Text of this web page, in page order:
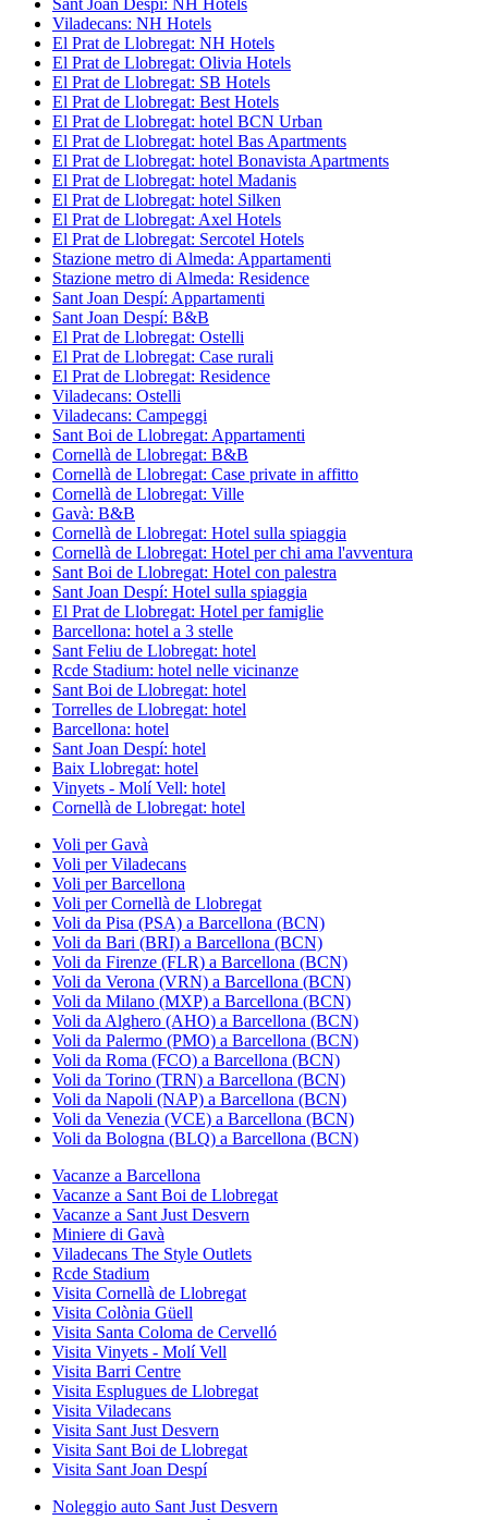
Viladecans: NH Hotels
El Prat de Llobregat: NH Hotels
El Prat de Llobregat: Olivia Hotels
El Prat de Llobregat: SB Hotels
El Prat de Llobregat: Best Hotels
El Prat de Llobregat: hotel BCN Urban
El Prat de Llobregat: hotel Bas Apartments
El Prat de Llobregat: hotel Bonavista Apartments
El Prat de Llobregat: hotel Madanis
El Prat de Llobregat: hotel Silken
El Prat de Llobregat: Axel Hotels
El Prat de Llobregat: Sercotel Hotels
Stazione metro di Almeda: Appartamenti
Stazione metro di Almeda: Residence
Sant Joan Despí: Appartamenti
Sant Joan Despí: B&B
El Prat de Llobregat: Ostelli
El Prat de Llobregat: Case rurali
El Prat de Llobregat: Residence
Viladecans: Ostelli
Viladecans: Campeggi
Sant Boi de Llobregat: Appartamenti
Cornellà de Llobregat: B&B
Cornellà de Llobregat: Case private in affitto
Cornellà de Llobregat: Ville
Gavà: B&B
Cornellà de Llobregat: Hotel sulla spiaggia
Cornellà de Llobregat: Hotel per chi ama l'avventura
Sant Boi de Llobregat: Hotel con palestra
Sant Joan Despí: Hotel sulla spiaggia
El Prat de Llobregat: Hotel per famiglie
Barcellona: hotel a 3 stelle
Sant Feliu de Llobregat: hotel
Rcde Stadium: hotel nelle vicinanze
Sant Boi de Llobregat: hotel
Torrelles de Llobregat: hotel
Barcellona: hotel
Sant Joan Despí: hotel
Baix Llobregat: hotel
Vinyets - Molí Vell: hotel
Cornellà de Llobregat: hotel
Voli per Gavà
Voli per Viladecans
Voli per Barcellona
Voli per Cornellà de Llobregat
Voli da Pisa (PSA) a Barcellona (BCN)
Voli da Bari (BRI) a Barcellona (BCN)
Voli da Firenze (FLR) a Barcellona (BCN)
Voli da Verona (VRN) a Barcellona (BCN)
Voli da Milano (MXP) a Barcellona (BCN)
Voli da Alghero (AHO) a Barcellona (BCN)
Voli da Palermo (PMO) a Barcellona (BCN)
Voli da Roma (FCO) a Barcellona (BCN)
Voli da Torino (TRN) a Barcellona (BCN)
Voli da Napoli (NAP) a Barcellona (BCN)
Voli da Venezia (VCE) a Barcellona (BCN)
Voli da Bologna (BLQ) a Barcellona (BCN)
Vacanze a Barcellona
Vacanze a Sant Boi de Llobregat
Vacanze a Sant Just Desvern
Miniere di Gavà
Viladecans The Style Outlets
Rcde Stadium
Visita Cornellà de Llobregat
Visita Colònia Güell
Visita Santa Coloma de Cervelló
Visita Vinyets - Molí Vell
Visita Barri Centre
Visita Esplugues de Llobregat
Visita Viladecans
Visita Sant Just Desvern
Visita Sant Boi de Llobregat
Visita Sant Joan Despí
Noleggio auto Sant Just Desvern